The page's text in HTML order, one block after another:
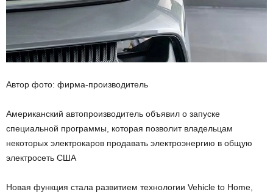
Автор фото: фирма-производитель
Американский автопроизводитель объявил о запуске
специальной программы, которая позволит владельцам
некоторых электрокаров продавать электроэнергию в общую
электросеть США
Новая функция стала развитием технологии Vehicle to Home,